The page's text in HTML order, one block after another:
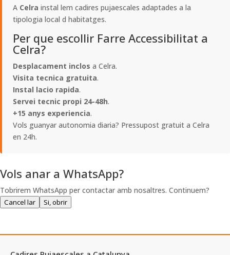
A Celra instal lem cadires pujaescales adaptades a la
tipologia local d habitatges.
Per que escollir Farre Accessibilitat a
Celra?
Desplacament inclos a Celra.
Visita tecnica gratuita.
Instal lacio rapida.
Servei tecnic propi 24-48h.
+15 anys experiencia.
Vols guanyar autonomia diaria? Pressupost gratuit a Celra
en 24h.
Vols anar a WhatsApp?
Tobrirem WhatsApp per contactar amb nosaltres. Continuem?
Cancel lar Si, obrir